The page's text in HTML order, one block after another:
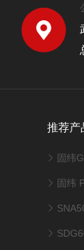
推荐产
固纬GPP-
固纬
SNA5082X、